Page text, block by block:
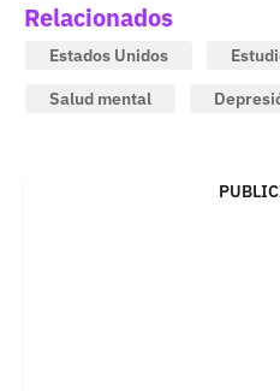
Relacionados
Estados Unidos
Salud mental